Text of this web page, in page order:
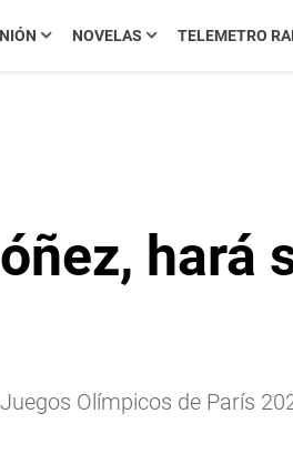
NOVELAS TELEMETRO
hará
Olímpicos de París